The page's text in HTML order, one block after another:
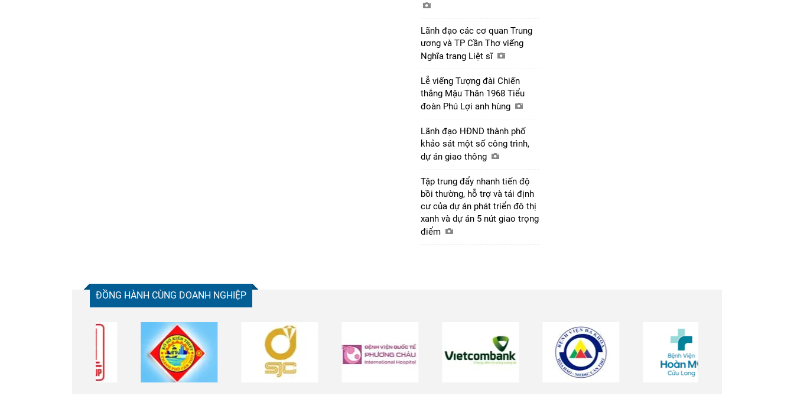
Lãnh đạo các cơ quan Trung
ương và TP Cần Thơ viếng
Nghĩa trang Liệt sĩ
Lễ viếng Tượng đài Chiến
thắng Mậu Thân 1968 Tiểu
đoàn Phú Lợi anh hùng
Lãnh đạo HĐND thành phố
khảo sát một số công trình,
dự án giao thông
Tập trung đẩy nhanh tiến độ
bồi thường, hỗ trợ và tái định
cư của dự án phát triển đô thị
xanh và dự án 5 nút giao trọng
điểm
ĐỒNG HÀNH CÙNG DOANH NGHIỆP